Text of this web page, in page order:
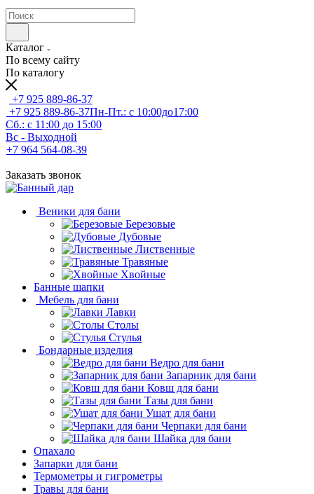
Каталог
По всему сайту
По каталогу
+7 925 889-86-37
+7 925 889-86-37Пн-Пт.: с 10:00до17:00
Сб.: с 11:00 до 15:00
Вс - Выходной
+7 964 564-08-39
Заказать звонок
Веники для бани
Березовые
Дубовые
Лиственные
Травяные
Хвойные
Банные шапки
Мебель для бани
Лавки
Столы
Стулья
Бондарные изделия
Ведро для бани
Запарник для бани
Ковш для бани
Тазы для бани
Ушат для бани
Черпаки для бани
Шайка для бани
Опахало
Запарки для бани
Термометры и гигрометры
Травы для бани